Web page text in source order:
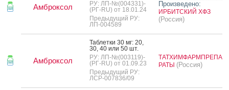
Амброксол
РУ: ЛП-№(004331)-
(РГ-RU) от 18.01.24
Предыдущий РУ:
ЛП-004589
Произведено:
ИРБИТСКИЙ ХФЗ
(Россия)
Амброксол
Таб­летки 30 мг: 20,
30, 40 или 50 шт.
РУ: ЛП-№(003119)-
(РГ-RU) от 01.09.23
Предыдущий РУ:
ЛСР-007836/09
ТАТХИМФАРМПРЕПА
РАТЫ (Россия)